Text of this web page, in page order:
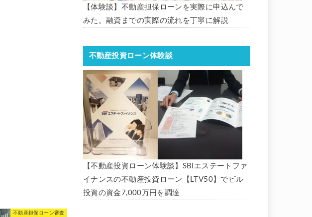
不動産担保ローン審査
【体験談】不動産担保ローンを実際に申込んで
みた。融資までの実際の流れを丁寧に解説
不動産投資ローン体験談
【不動産投資ローン体験談】SBIエステートファ
イナンスの不動産投資ローン【LTV50】でビル
投資の資金7,000万円を調達